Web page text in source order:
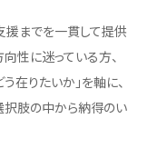
援までを一貫して提供
性に迷っている方、
在りたいか」を軸に、
択肢の中から納得のい